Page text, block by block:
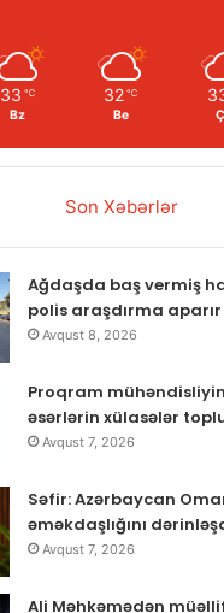
33 ℃
Bz
32 ℃
Be
Son Xəbərlər
Ağdaşda baş vermiş
polis araşdırma aparır
Avqust 8, 2026
Proqram
əsərlərin xülasələr
Avqust 7, 2026
Səfir: Azərbaycan
əməkdaşlığını
Avqust 7, 2026
Ali Məhkəmədən